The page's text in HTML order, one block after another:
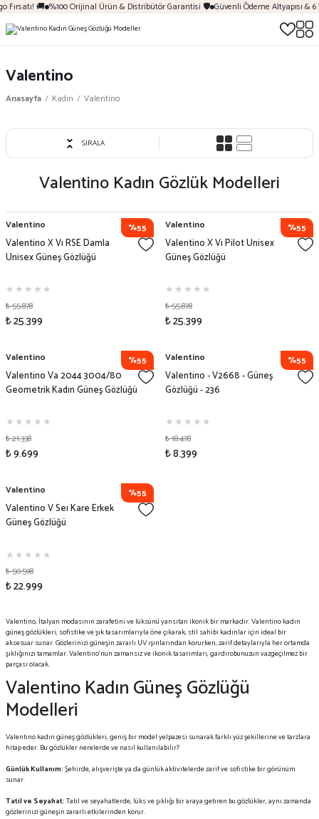
🚚 %100 Orijinal Ürün & Distribütör Garantisi 🛡️ Güvenli Ödeme Altyapısı & 6
Valentino
Anasayfa Kadın Valentino
SIRALA
Valentino Kadın Gözlük Modelleri
%55
Valentino
Valentino X Vı RSE Damla
Unisex Güneş Gözlüğü
₺ 55.878
₺ 25.399
%55
Valentino
Valentino X Vı Pilot Unisex
Güneş Gözlüğü
₺ 55.878
₺ 25.399
%55
Valentino
Valentino Va 2044 3004/80
Geometrik Kadın Güneş Gözlüğü
₺ 21.338
₺ 9.699
%55
Valentino
Valentino - V2668 - Güneş
Gözlüğü - 236
₺ 18.478
₺ 8.399
%55
Valentino
Valentino V Seı Kare Erkek
Güneş Gözlüğü
₺ 50.598
₺ 22.999
Valentino, İtalyan modasının zarafetini ve lüksünü yansıtan ikonik bir markadır. Valentinokadın
güneş gözlükleri, sofistike ve şık tasarımlarıyla öne çıkarak, stil sahibi kadınlar için ideal bir
aksesuar sunar. Gözlerinizi güneşin zararlı UV ışınlarından korurken, zarif detaylarıyla her ortamda
şıklığınızı tamamlar. Valentino’nun zamansız ve ikonik tasarımları, gardırobunuzun vazgeçilmez bir
parçası olacak.
Valentino Kadın Güneş Gözlüğü
Modelleri
Valentino kadın güneş gözlükleri, geniş bir model yelpazesi sunarak farklı yüz şekillerine ve tarzlara
hitap eder. Bu gözlükler nerelerde ve nasıl kullanılabilir?
Günlük Kullanım:Şehirde, alışverişte ya da günlük aktivitelerde zarif ve sofistike bir görünüm
sunar.
Tatil ve Seyahat:Tatil ve seyahatlerde, lüks ve şıklığı bir araya getiren bu gözlükler, aynı zamanda
gözlerinizi güneşin zararlı etkilerinden korur.